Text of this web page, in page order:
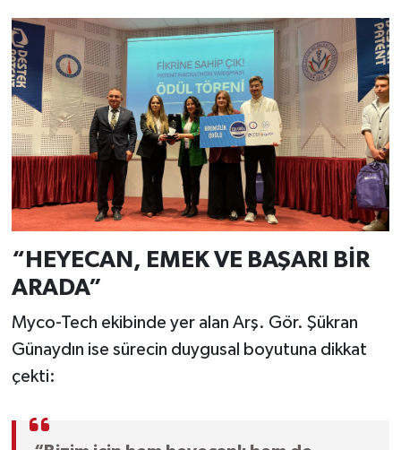
“HEYECAN, EMEK VE BAŞARI BİR
ARADA”
Myco-Tech ekibinde yer alan Arş. Gör. Şükran
Günaydın ise sürecin duygusal boyutuna dikkat
çekti: